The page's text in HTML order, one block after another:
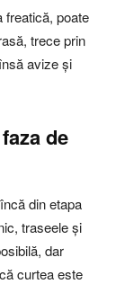
freatică, poate
trece prin
avize și
de
din etapa
traseele și
dar
curtea este